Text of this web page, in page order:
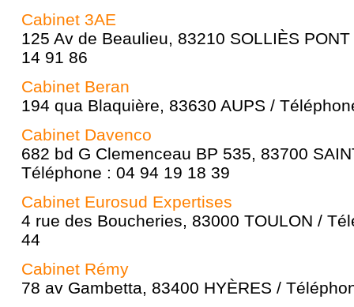
Cabinet 3AE
125 Av de Beaulieu, 83210 SOLLIÈS
14 91 86
Cabinet Beran
194 qua Blaquière, 83630 AUPS /
Cabinet Davenco
682 bd G Clemenceau BP 535, 83700
Téléphone : 04 94 19 18 39
Cabinet Eurosud Expertises
4 rue des Boucheries, 83000 TOULON /
44
Cabinet Rémy
78 av Gambetta, 83400 HYÈRES /